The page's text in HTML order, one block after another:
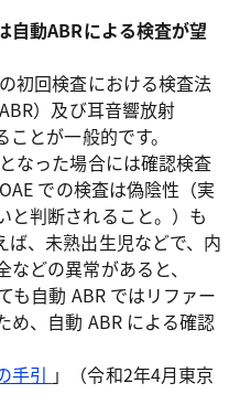
動ABRによる検査が望
初回検査における検査法
）及び耳音響放射
ことが一般的です。
なった場合には確認検査
での検査は偽陰性（実
と判断されること。）も
ば、未熟出生児などで、内
どの異常があると、
も自動 ABR ではリファー
め、自動 ABR による確認
手引 」（令和2年4月東京